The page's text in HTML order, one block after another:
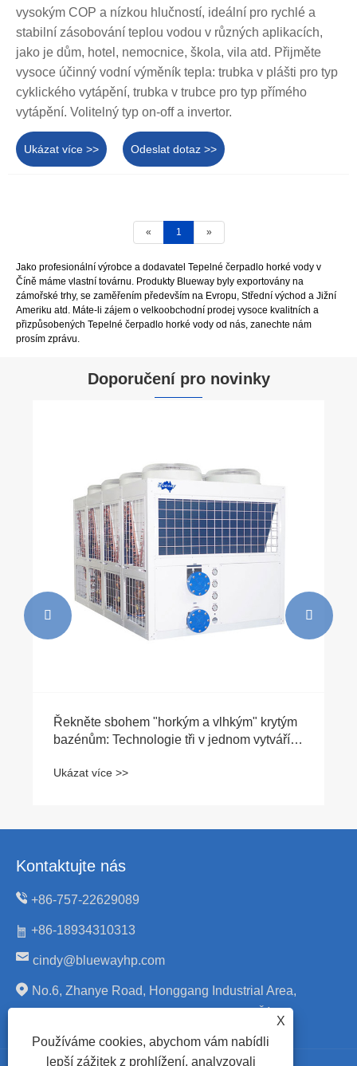
vysokým COP a nízkou hlučností, ideální pro rychlé a
stabilní zásobování teplou vodou v různých aplikacích,
jako je dům, hotel, nemocnice, škola, vila atd. Přijměte
vysoce účinný vodní výměník tepla: trubka v plášti pro typ
cyklického vytápění, trubka v trubce pro typ přímého
vytápění. Volitelný typ on-off a invertor.
Ukázat více >> Odeslat dotaz >>
« 1 »
Jako profesionální výrobce a dodavatel Tepelné čerpadlo horké vody v
Číně máme vlastní továrnu. Produkty Blueway byly exportovány na
zámořské trhy, se zaměřením především na Evropu, Střední východ a Jižní
Ameriku atd. Máte-li zájem o velkoobchodní prodej vysoce kvalitních a
přizpůsobených Tepelné čerpadlo horké vody od nás, zanechte nám
prosím zprávu.
Doporučení pro novinky
Řekněte sbohem "horkým a vlhkým" krytým
bazénům: Technologie tři v jednom vytváří
Ukázat více >>
 
Kontaktujte nás
+86-757-22629089
+86-18934310313
cindy@bluewayhp.com
No.6, Zhanye Road, Honggang Industrial Area,
Daliang, Shunde, Foshan, Guangdong, Čína.
X
Používáme cookies, abychom vám nabídli
lepší zážitek z prohlížení, analyzovali